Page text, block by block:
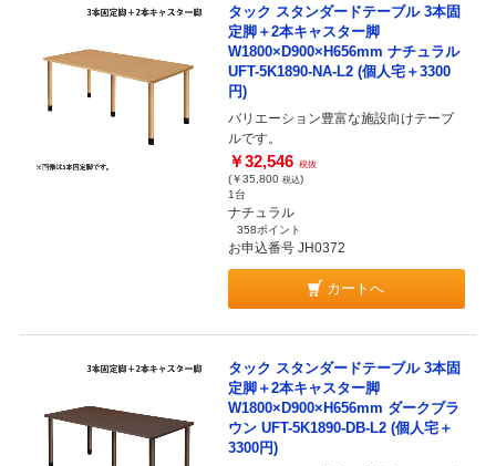
タック スタンダードテーブル 3本固
定脚＋2本キャスター脚
W1800×D900×H656mm ナチュラル
UFT-5K1890-NA-L2 (個人宅＋3300
円)
バリエーション豊富な施設向けテーブ
ルです。
￥32,546 税抜
(￥35,800 税込)
1台
ナチュラル
358ポイント
お申込番号 JH0372
カートへ
タック スタンダードテーブル 3本固
定脚＋2本キャスター脚
W1800×D900×H656mm ダークブラ
ウン UFT-5K1890-DB-L2 (個人宅＋
3300円)